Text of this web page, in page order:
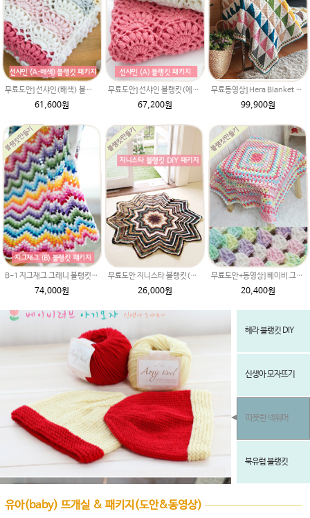
무료도안]선샤인(배색) 블랭킷(에이미울 뜨개실로 제작) DIY 재료 패키지(뜨개실 11타래+도안증정)/아기이불 코바늘뜨기/베이비 이불뜨기 / 손뜨개블랭킷 부드러운 털실
61,600원
무료도안]선샤인 블랭킷(에이미울 뜨개실로 제작) DIY 재료 패키지(뜨개실 12타래+도안증정)/아기이불 코바늘뜨기/베이비 이불뜨기 / 손뜨개블랭킷 부드러운 털실
67,200원
무료동영상]Hera Blanket 헤라 블랭킷 DIY 재료 패키지(재료만 보내드리는 상품입니다.) 메리노퓨어울 털실로 제작. 북유럽스타일 헤라울 블랭킷
99,900원
B-1 지그재그 그래니 블랭킷(메리노퓨어울 뜨개실로 제작) DIY 재료 패키지(뜨개실 20타래+도안증정)/봄 블랭킷뜨기 / 가을 북유럽블랭킷 코바늘뜨기
74,000원
무료도안 지니스타 블랭킷(매직그라데이션 뜨개실로 제작) DIY 재료 패키지 무릎담요뜨기
26,000원
무료도안+동영상]베이비 그래니스퀘어 블랭킷 DIY패키지(Baby Granny Square Blanket) 태교 뜨개질 아기이불 코바늘뜨기 만들기 손뜨개 북유럽무료도안
20,400원
헤라 블랭킷 DIY
신생아 모자뜨기
따뜻한 넥워머
북유럽 블랭킷
유아(baby) 뜨개실 & 패키지(도안&동영상)